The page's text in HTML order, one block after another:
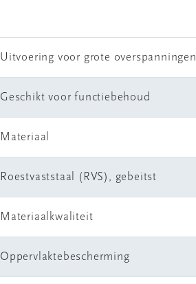
Uitvoering voor grote overspanningen
Geschikt voor functiebehoud
Materiaal
Roestvaststaal (RVS), gebeitst
Materiaalkwaliteit
Oppervlaktebescherming